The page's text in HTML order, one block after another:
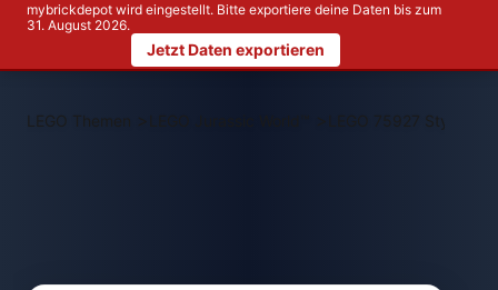
mybrickdepot wird eingestellt. Bitte exportiere deine Daten bis zum
31. August 2026.
Jetzt Daten exportieren
LEGO Themen > LEGO 75927